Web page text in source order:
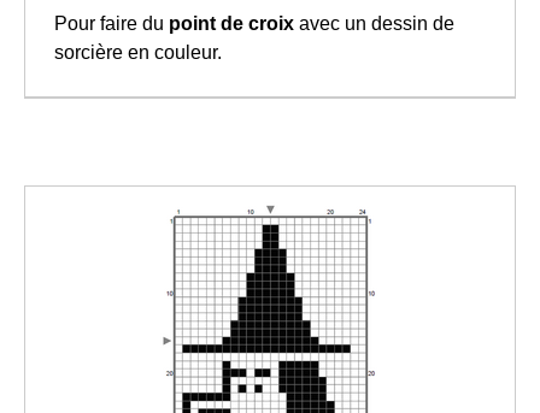
Pour faire du point de croix avec un dessin de
sorcière en couleur.